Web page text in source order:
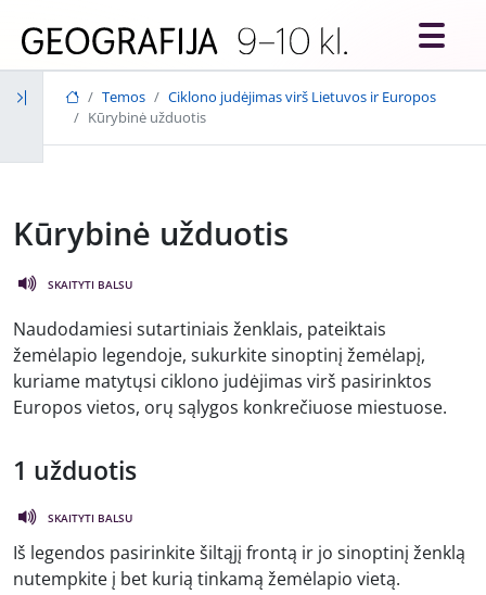
Temos
Ciklono judėjimas virš Lietuvos ir Europos
Kūrybinė užduotis
Kūrybinė užduotis
SKAITYTI BALSU
Naudodamiesi sutartiniais ženklais, pateiktais
žemėlapio legendoje, sukurkite sinoptinį žemėlapį,
kuriame matytųsi ciklono judėjimas virš pasirinktos
Europos vietos, orų sąlygos konkrečiuose miestuose.
1 užduotis
SKAITYTI BALSU
Iš legendos pasirinkite šiltąjį frontą ir jo sinoptinį ženklą
nutempkite į bet kurią tinkamą žemėlapio vietą.